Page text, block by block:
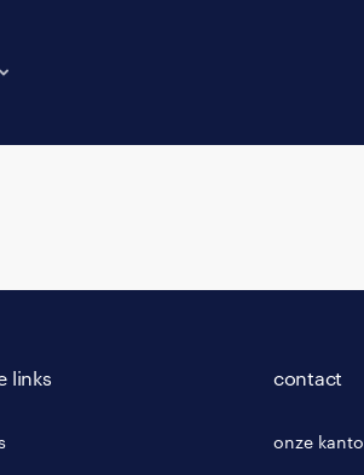
links contact
onze